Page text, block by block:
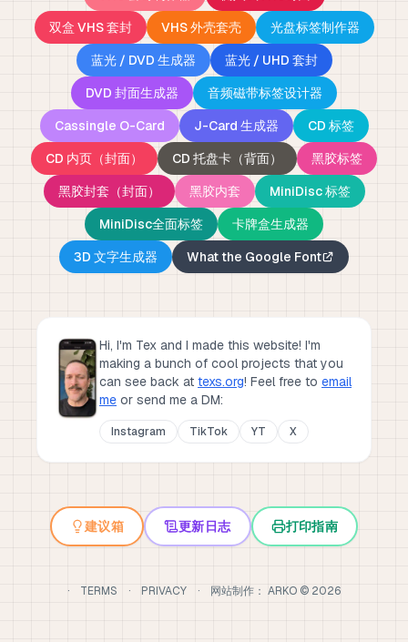
双盒 VHS 套封
VHS 外壳套壳
光盘标签制作器
蓝光 / DVD 生成器
蓝光 / UHD 套封
DVD 封面生成器
音频磁带标签设计器
Cassingle O-Card
J-Card 生成器
CD 标签
CD 内页（封面）
CD 托盘卡（背面）
黑胶标签
黑胶封套（封面）
黑胶内套
MiniDisc 标签
MiniDisc全面标签
卡牌盒生成器
3D 文字生成器
What the Google Font
Hi, I'm Tex and I made this website! I'm
making a bunch of cool projects that you
can see back at texs.org! Feel free to email
me or send me a DM:
Instagram TikTok YT X
建议箱 更新日志 打印指南
· TERMS · PRIVACY · 网站制作： ARKO © 2026